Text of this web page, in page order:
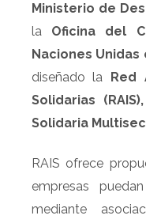
Ministerio de
la Oficina del
Naciones
diseñado la
Red
Solidarias (RAIS),
Solidaria
RAIS ofrece
empresas
mediante